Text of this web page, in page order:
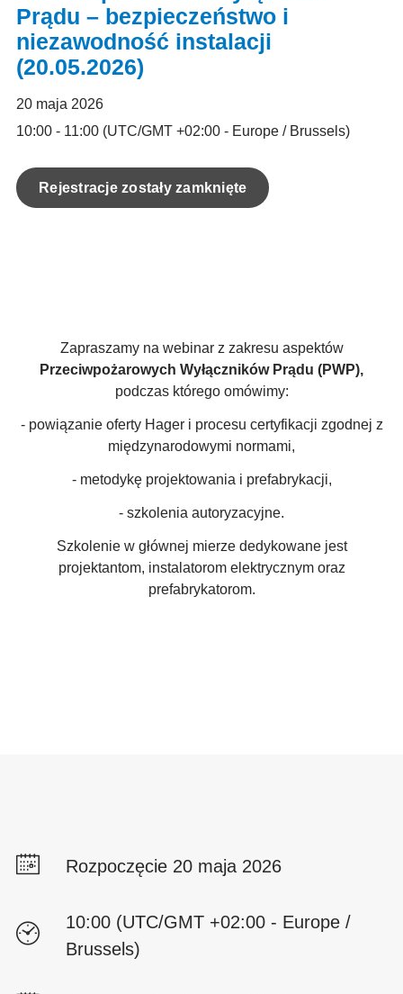
Prądu – bezpieczeństwo i
niezawodność instalacji
(20.05.2026)
20 maja 2026
10:00 - 11:00 (UTC/GMT +02:00 - Europe / Brussels)
Rejestracje zostały zamknięte
Zapraszamy na webinar z zakresu aspektów
Przeciwpożarowych Wyłączników Prądu (PWP),
podczas którego omówimy:
- powiązanie oferty Hager i procesu certyfikacji zgodnej z
międzynarodowymi normami,
- metodykę projektowania i prefabrykacji,
- szkolenia autoryzacyjne.
Szkolenie w głównej mierze dedykowane jest
projektantom, instalatorom elektrycznym oraz
prefabrykatorom.
Rozpoczęcie 20 maja 2026
10:00 (UTC/GMT +02:00 - Europe /
Brussels)